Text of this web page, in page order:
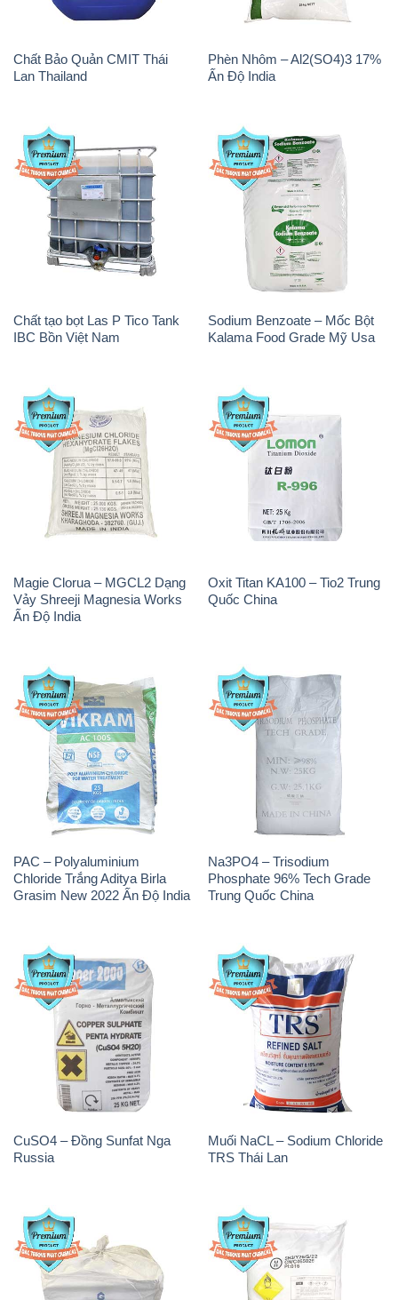
Chất Bảo Quản CMIT Thái
Lan Thailand
Phèn Nhôm – Al2(SO4)3 17%
Ấn Độ India
Chất tạo bọt Las P Tico Tank
IBC Bồn Việt Nam
Sodium Benzoate – Mốc Bột
Kalama Food Grade Mỹ Usa
Magie Clorua – MGCL2 Dạng
Vảy Shreeji Magnesia Works
Ấn Độ India
Oxit Titan KA100 – Tio2 Trung
Quốc China
PAC – Polyaluminium
Chloride Trắng Aditya Birla
Grasim New 2022 Ấn Độ India
Na3PO4 – Trisodium
Phosphate 96% Tech Grade
Trung Quốc China
CuSO4 – Đồng Sunfat Nga
Russia
Muối NaCL – Sodium Chloride
TRS Thái Lan